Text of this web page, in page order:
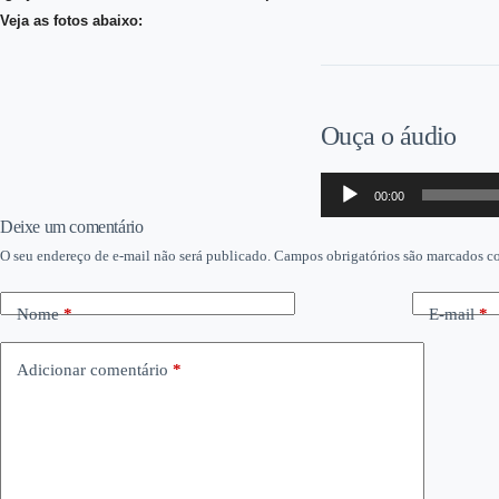
Veja as fotos abaixo:
Ouça o áudio
Tocador
áudio
00:00
Deixe um comentário
O seu endereço de e-mail não será publicado. Campos obrigatórios são marcados
Nome* E-mail*
Adicionar comentário *